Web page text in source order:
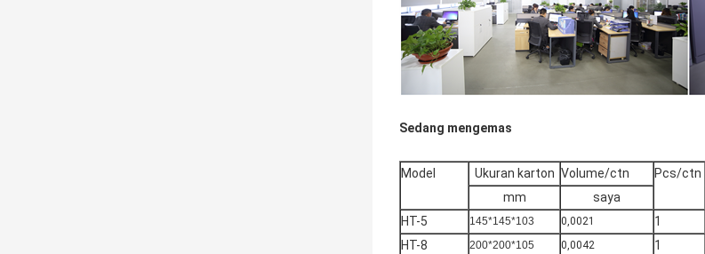
Sedang mengemas
Model Ukuran karton Volume/ctn Pcs/ctn
mm
saya
HT-5
145*145*103 0,0021 1
HT-8
200*200*105 0,0042 1